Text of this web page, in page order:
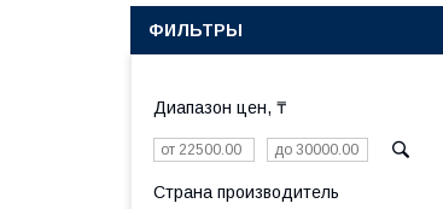
ФИЛЬТРЫ
Диапазон цен, ₸
Страна производитель